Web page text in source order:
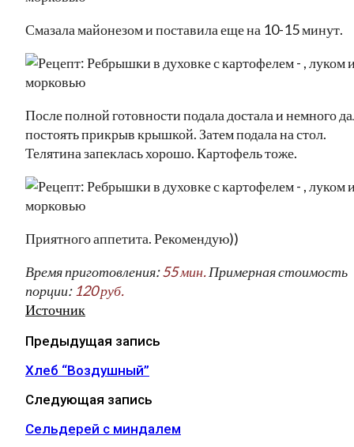
Смазала майонезом и поставила еще на 10-15 минут.
После полной готовности подала достала и немного
постоять прикрыв крышкой. Затем подала на стол.
Телятина запеклась хорошо. Картофель тоже.
Приятного аппетита. Рекомендую))
Время приготовления:55 мин.Примерная стоимость
порции: 120 руб.
Источник
Предыдущая запись
Хлеб “Воздушный”
Следующая запись
Сельдерей с миндалем